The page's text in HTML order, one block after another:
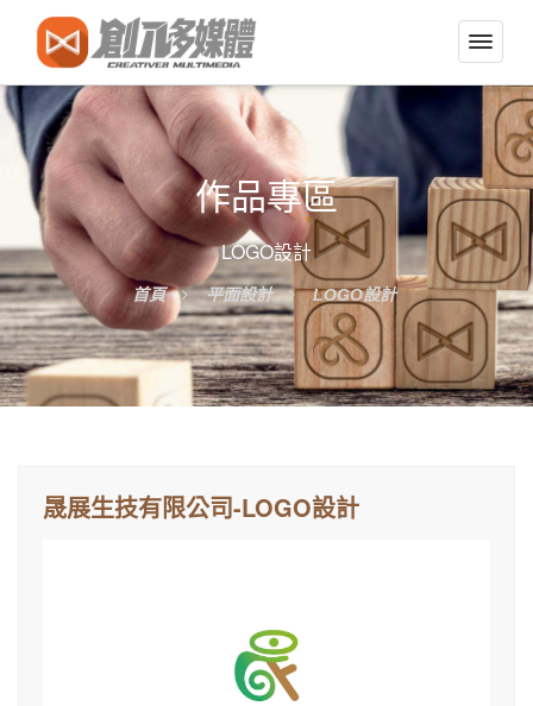
切
換
導
選
單
作品專區
LOGO設計
首頁 平面設計 LOGO設計
晟展生技有限公司-LOGO設計